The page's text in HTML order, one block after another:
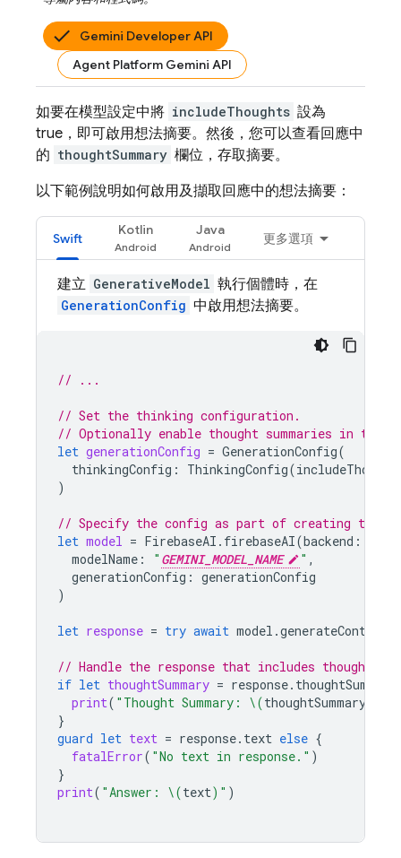
Gemini Developer API
Agent Platform Gemini API
如要在模型設定中將 includeThoughts 設為
true，即可啟用想法摘要。然後，您可以查看回應中
的 thoughtSummary 欄位，存取摘要。
以下範例說明如何啟用及擷取回應中的想法摘要：
Swift
Kotlin Java
更多選項
建立 GenerativeModel 執行個體時，在
GenerationConfig 中啟用想法摘要。
// ...
// Set the thinking configuration.
// Optionally enable thought summaries in the
let generationConfig = GenerationConfig(
thinkingConfig : ThinkingConfig(
)
// Specify the config as part of creating the
let model = FirebaseAI . firebaseAI(backend :
modelName : " GEMINI_MODEL_NAME " ,
generationConfig : generationConfig
)
let response = try await model .generateContent
// Handle the response that includes thought
if let thoughtSummary = response. thoughtSummary
print( "Thought Summary: \(thoughtSummary
}
guard let text = response. text else {
fatalError( "No text in response." )
}
print( "Answer: \(text) " )